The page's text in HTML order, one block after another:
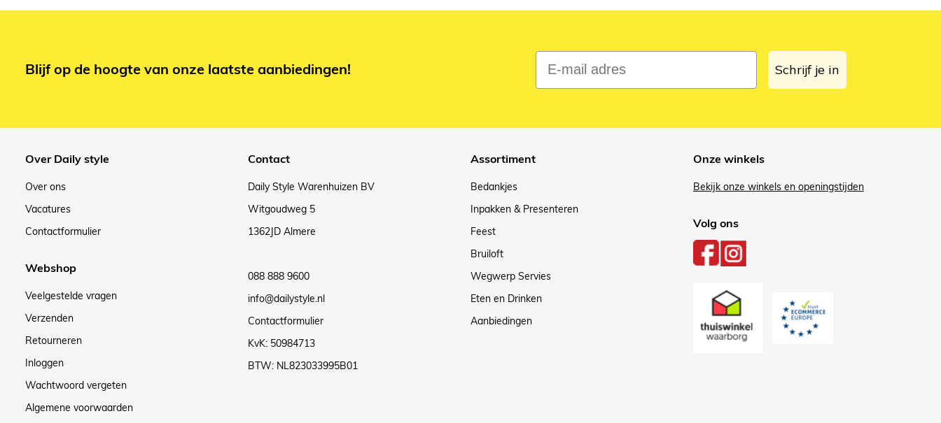
Blijf op de hoogte van onze laatste aanbiedingen!
E-mail adres
Schrijf je in
Over Daily style
Over ons
Vacatures
Contactformulier
Webshop
Veelgestelde vragen
Verzenden
Retourneren
Inloggen
Wachtwoord vergeten
Algemene voorwaarden
Contact
Daily Style Warenhuizen BV
Witgoudweg 5
1362JD Almere
088 888 9600
info@dailystyle.nl
Contactformulier
KvK: 50984713
BTW: NL823033995B01
Assortiment
Bedankjes
Inpakken & Presenteren
Feest
Bruiloft
Wegwerp Servies
Eten en Drinken
Aanbiedingen
Onze winkels
Bekijk onze winkels en openingstijden
Volg ons